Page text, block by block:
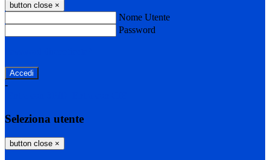
button close ×
Nome Utente
Password
-
Seleziona utente
button close ×